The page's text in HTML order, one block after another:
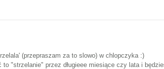
(przepraszam za to slowo) w chlopczyka :)
"strzelanie" przez długieee miesiące czy lata i